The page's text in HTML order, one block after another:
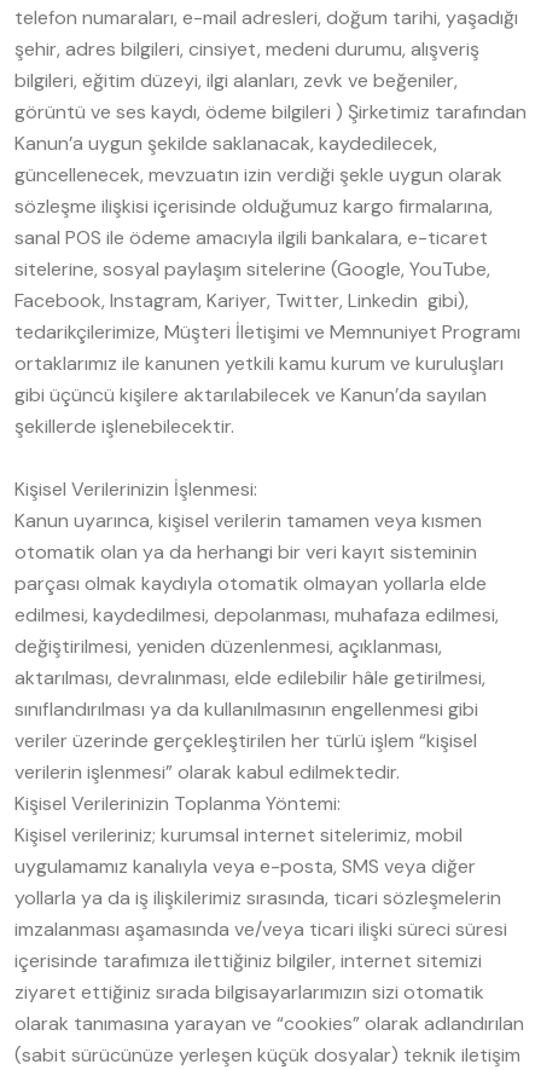
telefon numaraları, e-mail adresleri, doğum tarihi, yaşadığı
şehir, adres bilgileri, cinsiyet, medeni durumu, alışveriş
bilgileri, eğitim düzeyi, ilgi alanları, zevk ve beğeniler,
görüntü ve ses kaydı, ödeme bilgileri ) Şirketimiz tarafından
Kanun’a uygun şekilde saklanacak, kaydedilecek,
güncellenecek, mevzuatın izin verdiği şekle uygun olarak
sözleşme ilişkisi içerisinde olduğumuz kargo firmalarına,
sanal POS ile ödeme amacıyla ilgili bankalara, e-ticaret
sitelerine, sosyal paylaşım sitelerine (Google, YouTube,
Facebook, Instagram, Kariyer, Twitter, Linkedin gibi),
tedarikçilerimize, Müşteri İletişimi ve Memnuniyet Programı
ortaklarımız ile kanunen yetkili kamu kurum ve kuruluşları
gibi üçüncü kişilere aktarılabilecek ve Kanun’da sayılan
şekillerde işlenebilecektir.
Kişisel Verilerinizin İşlenmesi:
Kanun uyarınca, kişisel verilerin tamamen veya kısmen
otomatik olan ya da herhangi bir veri kayıt sisteminin
parçası olmak kaydıyla otomatik olmayan yollarla elde
edilmesi, kaydedilmesi, depolanması, muhafaza edilmesi,
değiştirilmesi, yeniden düzenlenmesi, açıklanması,
aktarılması, devralınması, elde edilebilir hâle getirilmesi,
sınıflandırılması ya da kullanılmasının engellenmesi gibi
veriler üzerinde gerçekleştirilen her türlü işlem “kişisel
verilerin işlenmesi” olarak kabul edilmektedir.
Kişisel Verilerinizin Toplanma Yöntemi:
Kişisel verileriniz; kurumsal internet sitelerimiz, mobil
uygulamamız kanalıyla veya e-posta, SMS veya diğer
yollarla ya da iş ilişkilerimiz sırasında, ticari sözleşmelerin
imzalanması aşamasında ve/veya ticari ilişki süreci süresi
içerisinde tarafımıza ilettiğiniz bilgiler, internet sitemizi
ziyaret ettiğiniz sırada bilgisayarlarımızın sizi otomatik
olarak tanımasına yarayan ve “cookies” olarak adlandırılan
(sabit sürücünüze yerleşen küçük dosyalar) teknik iletişim